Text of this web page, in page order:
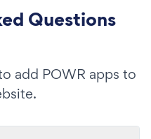
Questions
add POWR apps to